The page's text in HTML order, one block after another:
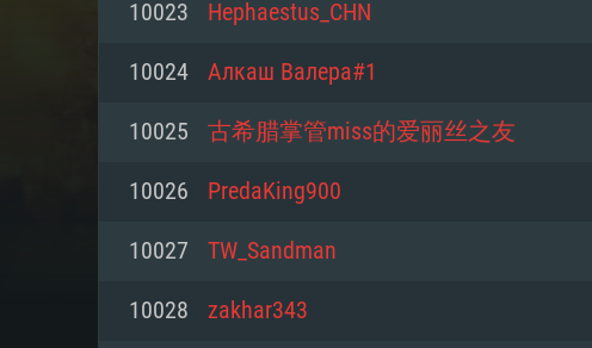
10023 Hephaestus_CHN
10024 Алкаш Валера#1
10025 古希腊掌管miss的爱丽丝之友
10026 PredaKing900
10027 TW_Sandman
10028 zakhar343